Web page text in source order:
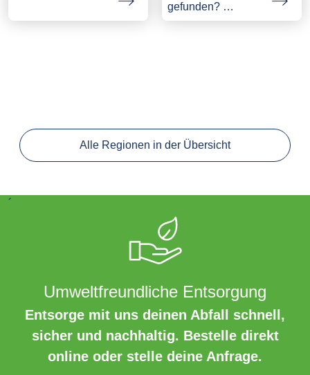
gefunden? …
Alle Regionen in der Übersicht
´
Umweltfreundliche Entsorgung
Entsorge mit uns deinen Abfall schnell,
sicher und nachhaltig. Bestelle direkt
online oder stelle deine Anfrage.